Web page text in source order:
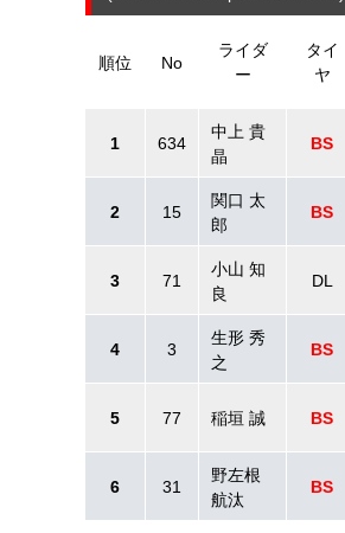
順位 No
ライダ
ー
タイ
ヤ
1 634
中上 貴
晶
BS
2 15
関口 太
郎
BS
3 71
小山 知
良
DL
4 3
生形 秀
之
BS
5 77 稲垣 誠 BS
6 31
野左根
航汰
BS